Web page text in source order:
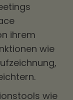
ihrem
wie
wie